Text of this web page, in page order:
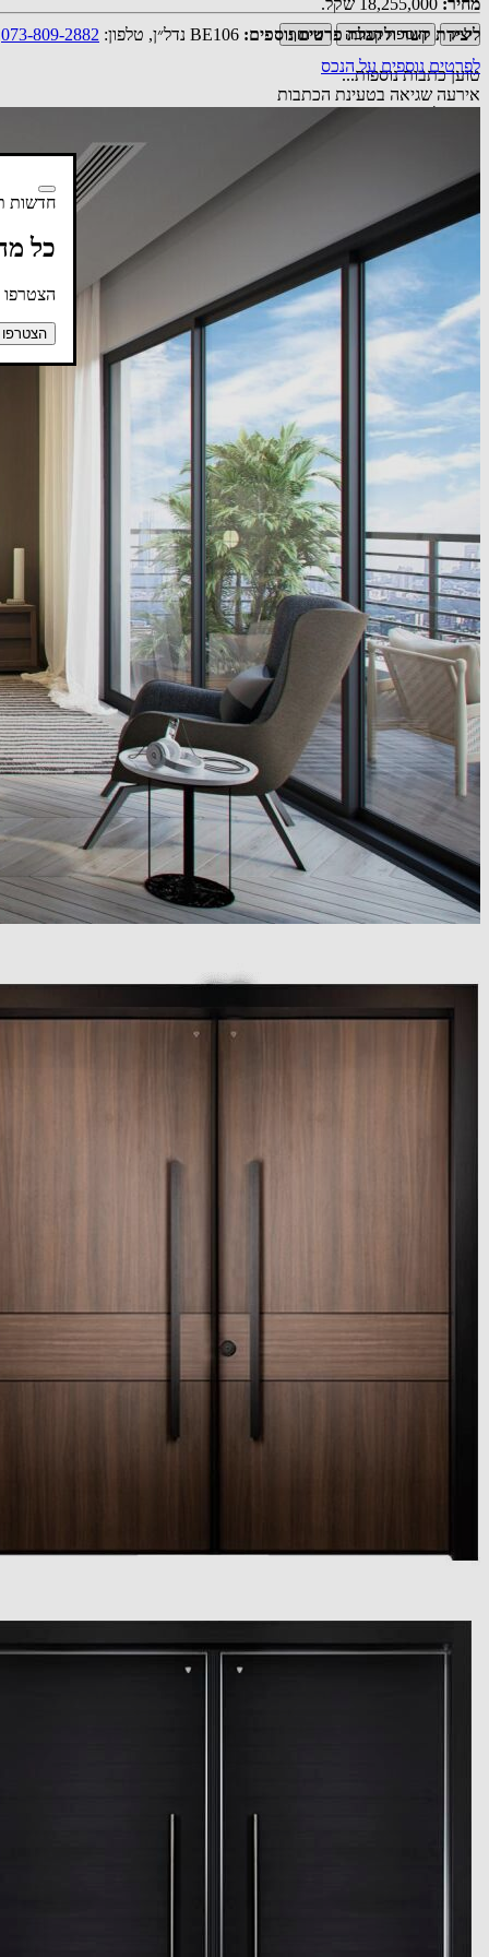
ליצירת קשר ולקבלת פרטים נוספים:
073-809-2882
לפרטים נוספים על הנכס
לייק הוספת תגובה שיתוף
טוען כתבות נוספות...
אירעה שגיאה בטעינת הכתבות
חדשות
כל
הצטרפו
הצטרפו